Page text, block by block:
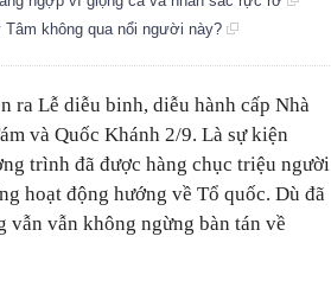
không qua nổi người này?
ra Lễ diễu binh, diễu hành cấp Nhà
và Quốc Khánh 2/9. Là sự kiện
trình đã được hàng chục triệu người
hoạt động hướng về Tổ quốc. Dù đã
vẫn vẫn không ngừng bàn tán về